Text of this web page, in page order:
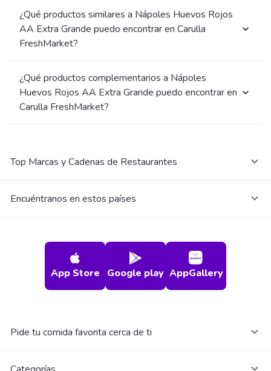
¿Qué productos similares a Nápoles Huevos Rojos
AA Extra Grande puedo encontrar en Carulla
FreshMarket?
¿Qué productos complementarios a Nápoles
Huevos Rojos AA Extra Grande puedo encontrar en
Carulla FreshMarket?
Top Marcas y Cadenas de Restaurantes
Encuéntranos en estos países
App Store Google play AppGallery
Pide tu comida favorita cerca de ti